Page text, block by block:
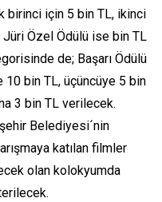
birinci için 5 bin TL, ikinci
Jüri Özel Ödülü ise bin TL
de; Başarı Ödülü
bin TL, üçüncüye 5 bin
3 bin TL verilecek.
Belediyesi´nin
katılan filmler
olan kolokyumda